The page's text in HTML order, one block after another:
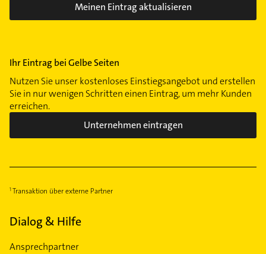
Meinen Eintrag aktualisieren
Ihr Eintrag bei Gelbe Seiten
Nutzen Sie unser kostenloses Einstiegsangebot und erstellen
Sie in nur wenigen Schritten einen Eintrag, um mehr Kunden
erreichen.
Unternehmen eintragen
Transaktion über externe Partner
Dialog & Hilfe
Ansprechpartner